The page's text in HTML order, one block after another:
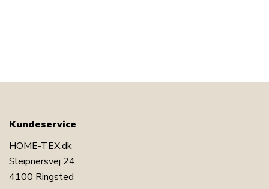
Kundeservice
HOME-TEX.dk
Sleipnersvej 24
4100 Ringsted